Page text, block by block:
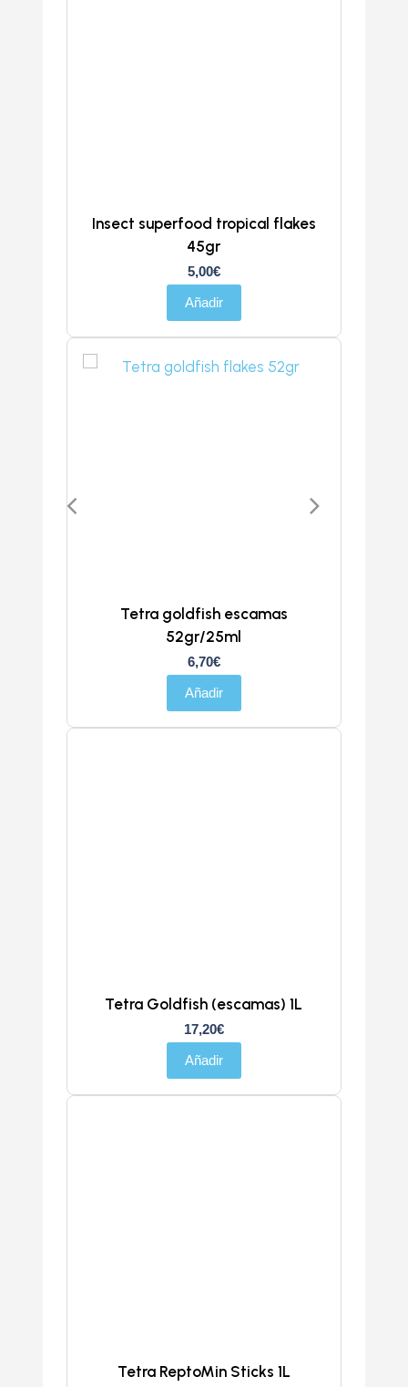
Insect superfood tropical flakes
45gr
5,00€
Añadir
Tetra goldfish escamas
52gr/25ml
6,70€
Añadir
Tetra Goldfish (escamas) 1L
17,20€
Añadir
Tetra ReptoMin Sticks 1L